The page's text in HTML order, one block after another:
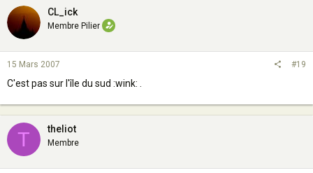
CL_ick
Membre Pilier
15 Mars 2007 #19
C'est pas sur l'île du sud :wink: .
T theliot
Membre